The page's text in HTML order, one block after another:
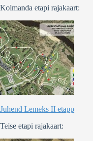
Kolmanda etapi rajakaart:
Juhend Lemeks II etapp
Teise etapi rajakaart: